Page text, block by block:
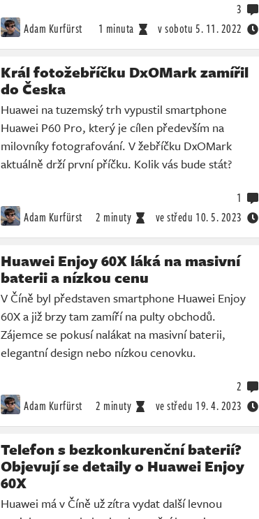
Adam Kurfürst 1 minuta v sobotu 5. 11. 2022
3
Král fotožebříčku DxOMark zamířil
do Česka
Huawei na tuzemský trh vypustil smartphone
Huawei P60 Pro, který je cílen především na
milovníky fotografování. V žebříčku DxOMark
aktuálně drží první příčku. Kolik vás bude stát?
Adam Kurfürst 2 minuty ve středu 10. 5. 2023
1
Huawei Enjoy 60X láká na masivní
baterii a nízkou cenu
V Číně byl představen smartphone Huawei Enjoy
60X a již brzy tam zamíří na pulty obchodů.
Zájemce se pokusí nalákat na masivní baterii,
elegantní design nebo nízkou cenovku.
Adam Kurfürst 2 minuty ve středu 19. 4. 2023
2
Telefon s bezkonkurenční baterií?
Objevují se detaily o Huawei Enjoy
60X
Huawei má v Číně už zítra vydat další levnou